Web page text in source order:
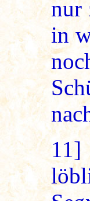
nur
in
11]